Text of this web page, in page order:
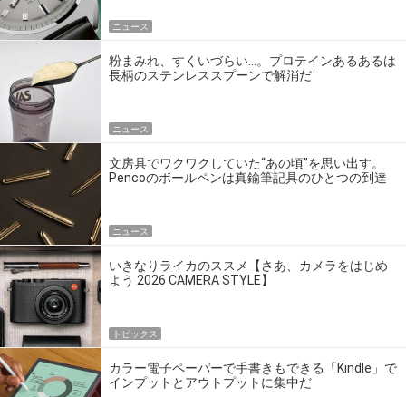
ニュース
粉まみれ、すくいづらい…。プロテインあるあるは
長柄のステンレススプーンで解消だ
ニュース
文房具でワクワクしていた“あの頃”を思い出す。
Pencoのボールペンは真鍮筆記具のひとつの到達
ニュース
いきなりライカのススメ【さあ、カメラをはじめ
よう 2026 CAMERA STYLE】
トピックス
カラー電子ペーパーで手書きもできる「Kindle」で
インプットとアウトプットに集中だ